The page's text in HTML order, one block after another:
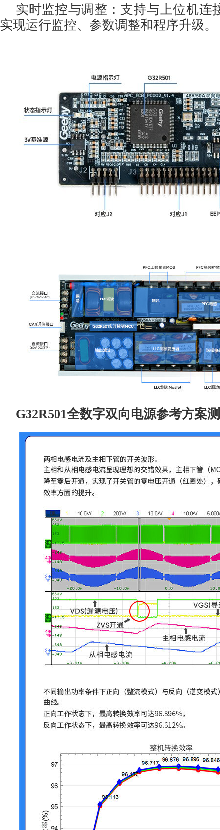
实时监控与调整：支持与上位机连
实现运行监控、参数调整和程序升级。
G32R501全数字双向电源参考方案